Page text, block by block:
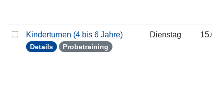
Kinderturnen (4 bis 6 Jahre)
Details Probetraining
Dienstag